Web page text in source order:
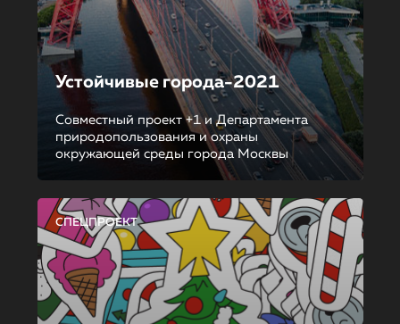
Устойчивые города-2021
Совместный проект +1 и Департамента
природопользования и охраны
окружающей среды города Москвы
СПЕЦПРОЕКТ